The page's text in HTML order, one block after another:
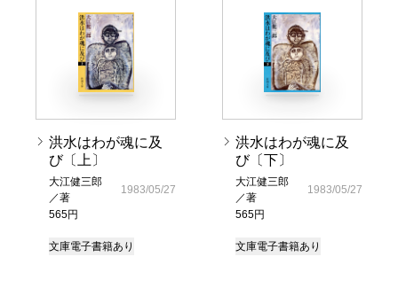
洪水はわが魂に及
び〔上〕
大江健三郎
／著
565円
1983/05/27
文庫電子書籍あり
洪水はわが魂に及
び〔下〕
大江健三郎
／著
565円
1983/05/27
文庫電子書籍あり